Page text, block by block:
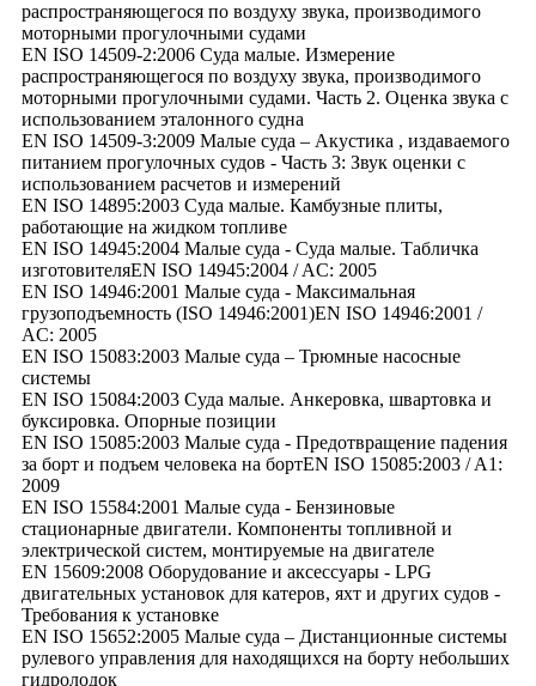
распространяющегося по воздуху звука, производимого
моторными прогулочными судами
EN ISO 14509-2:2006 Суда малые. Измерение
распространяющегося по воздуху звука, производимого
моторными прогулочными судами. Часть 2. Оценка звука с
использованием эталонного судна
EN ISO 14509-3:2009 Малые суда – Акустика , издаваемого
питанием прогулочных судов - Часть 3: Звук оценки с
использованием расчетов и измерений
EN ISO 14895:2003 Суда малые. Камбузные плиты,
работающие на жидком топливе
EN ISO 14945:2004 Малые суда - Суда малые. Табличка
изготовителяEN ISO 14945:2004 / AC: 2005
EN ISO 14946:2001 Малые суда - Максимальная
грузоподъемность (ISO 14946:2001)EN ISO 14946:2001 /
AC: 2005
EN ISO 15083:2003 Малые суда – Трюмные насосные
системы
EN ISO 15084:2003 Суда малые. Анкеровка, швартовка и
буксировка. Опорные позиции
EN ISO 15085:2003 Малые суда - Предотвращение падения
за борт и подъем человека на бортEN ISO 15085:2003 / A1:
2009
EN ISO 15584:2001 Малые суда - Бензиновые
стационарные двигатели. Компоненты топливной и
электрической систем, монтируемые на двигателе
EN 15609:2008 Оборудование и аксессуары - LPG
двигательных установок для катеров, яхт и других судов -
Требования к установке
EN ISO 15652:2005 Малые суда – Дистанционные системы
рулевого управления для находящихся на борту небольших
гидролодок